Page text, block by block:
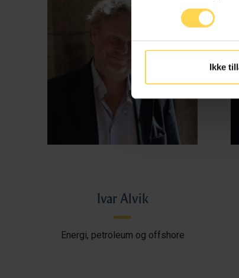
Ikke
Ivar Alvik
Energi, petroleum og offshore